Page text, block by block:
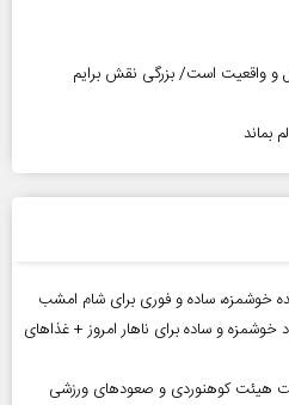
و واقعیت است/ بزرگی نقش برایم
بماند
کنم؟ | ۲۰ پیشنهاد خوشمزه و ساده برای ناهار امروز + غذاهای
هیئت کوهنوردی و صعودهای ورزشی